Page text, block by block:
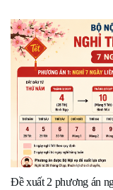
Đề xuất 2 phương án